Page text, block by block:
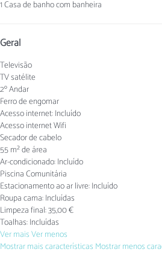
1 Casa de banho com banheira
Geral
Televisão
TV satélite
2º Andar
Ferro de engomar
Acesso internet: Incluído
Acesso internetWifi
Secador de cabelo
55 m² de área
Ar-condicionado: Incluído
Piscina Comunitária
Estacionamento ao ar livre: Incluído
Roupa cama: Incluídas
Limpeza final: 35,00 €
Toalhas: Incluídas
Ver maisVer menos
Mostrar mais características Mostrar menos